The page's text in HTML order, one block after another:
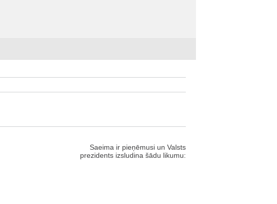
Saeima ir pieņēmusi un Valsts
prezidents izsludina šādu likumu: